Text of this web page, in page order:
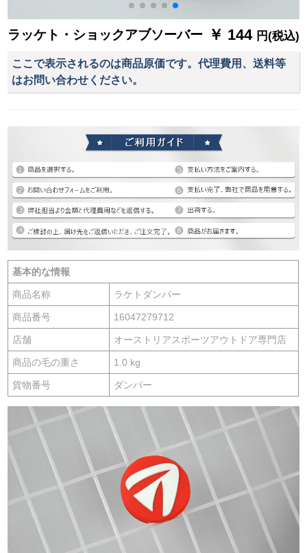
ラッケト・ショックアブソーバー ￥ 144 円(税込)
ここで表示されるのは商品原価です。代理費用、送料等
はお問い合わせください。
基本的な情報
商品名称 ラケトダンパー
商品番号 16047279712
店舗 オーストリアスポーツアウトドア専門店
商品の毛の重さ 1.0 kg
貨物番号 ダンパー